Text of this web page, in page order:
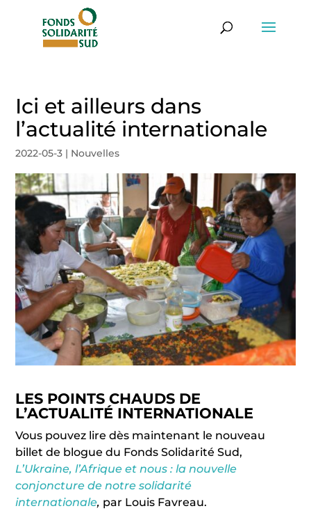
Ici et ailleurs dans
l’actualité internationale
2022-05-3 | Nouvelles
LES POINTS CHAUDS DE
L’ACTUALITÉ INTERNATIONALE
Vous pouvez lire dès maintenant le nouveau
billet de blogue du Fonds Solidarité Sud,
L’Ukraine, l’Afrique et nous : la nouvelle
conjoncture de notre solidarité
internationale, par Louis Favreau.